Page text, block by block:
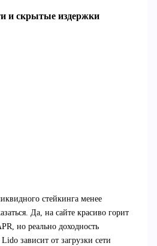
и скрытые издержки
стейкинга менее
Да, на сайте красиво горит
но реально доходность
зависит от загрузки сети